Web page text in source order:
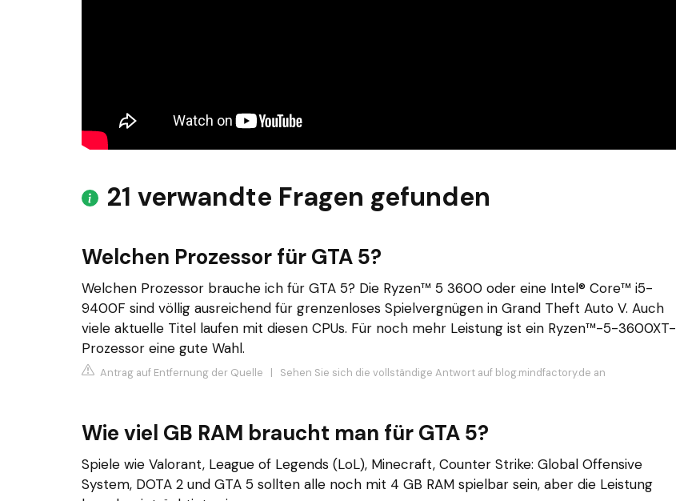
21 verwandte Fragen gefunden
Welchen Prozessor für GTA 5?
Welchen Prozessor brauche ich für GTA 5? Die Ryzen™ 5 3600 oder eine Intel® Core™ i5-
9400F sind völlig ausreichend für grenzenloses Spielvergnügen in Grand Theft Auto V. Auch
viele aktuelle Titel laufen mit diesen CPUs. Für noch mehr Leistung ist ein Ryzen™-5-3600XT-
Prozessor eine gute Wahl.
Antrag auf Entfernung der Quelle | Sehen Sie sich die vollständige Antwort auf blog.mindfactory.de an
Wie viel GB RAM braucht man für GTA 5?
Spiele wie Valorant, League of Legends (LoL), Minecraft, Counter Strike: Global Offensive
System, DOTA 2 und GTA 5 sollten alle noch mit 4 GB RAM spielbar sein, aber die Leistung